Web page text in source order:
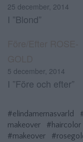
25 december, 2014
I ”Blond”
5 december, 2014
I ”Före och efter”
#elindamernasvarld
makeover
#haircolor
#makeover